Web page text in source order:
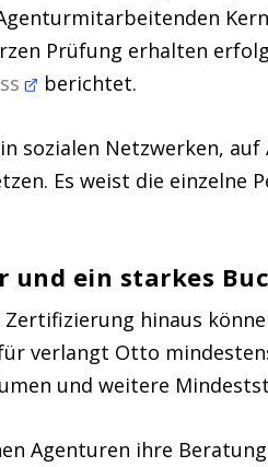
Prüfung erhalten
berichtet.
sozialen Netzwerken,
Es weist die einzelne
und ein starkes
hinaus
verlangt Otto
und weitere
Agenturen ihre